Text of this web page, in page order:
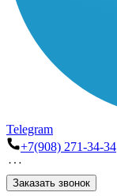
Telegram
+7(908) 271-34-34
Заказать звонок